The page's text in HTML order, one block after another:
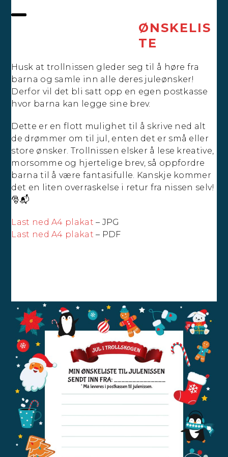
menu
menu
ØNSKELIS
TE
Husk at trollnissen gleder seg til å høre fra
barna og samle inn alle deres juleønsker!
Derfor vil det bli satt opp en egen postkasse
hvor barna kan legge sine brev.
Dette er en flott mulighet til å skrive ned alt
de drømmer om til jul, enten det er små eller
store ønsker. Trollnissen elsker å lese kreative,
morsomme og hjertelige brev, så oppfordre
barna til å være fantasifulle. Kanskje kommer
det en liten overraskelse i retur fra nissen selv!
🎅📬
Last ned A4 plakat – JPG
Last ned A4 plakat – PDF